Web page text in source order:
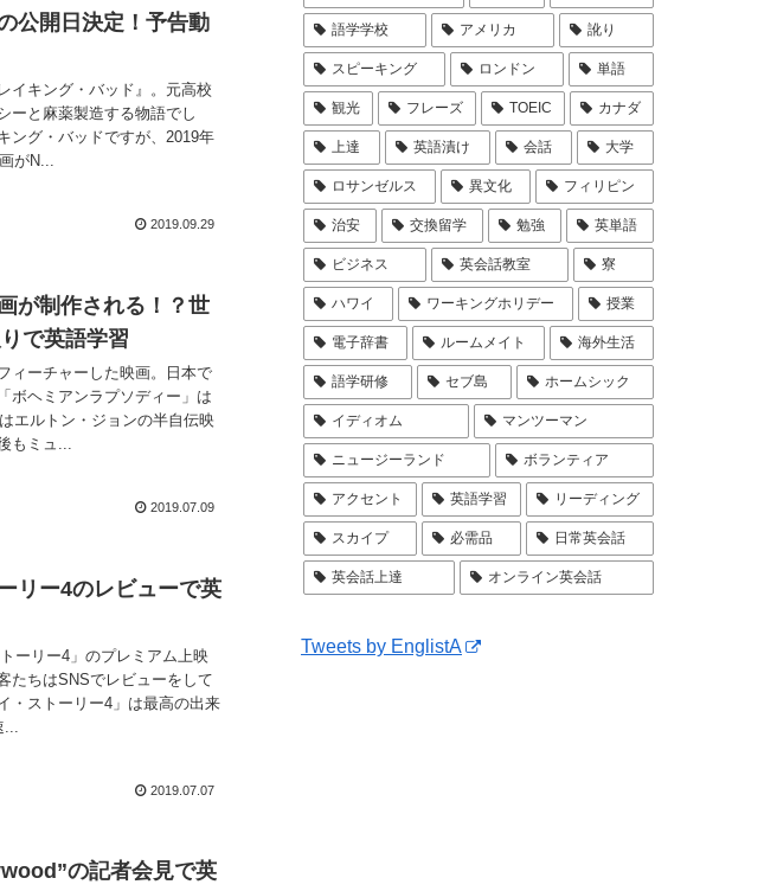
公開日決定！予告動
イキング・バッド』。元高校
ーと麻薬製造する物語でし
ング・バッドですが、2019年
がN...
2019.09.29
が制作される！？世
で英語学習
ィーチャーした映画。日本で
ボヘミアンラプソディー」は
エルトン・ジョンの半自伝映
もミュ...
2019.07.09
リー4のレビューで英
ーリー4」のプレミアム上映
たちはSNSでレビューをして
・ストーリー4」は最高の出来
2019.07.07
の記者会見で英
語学学校 アメリカ 訛り
スピーキング ロンドン 単語
観光 フレーズ TOEIC カナダ
上達 英語漬け 会話 大学
ロサンゼルス 異文化 フィリピン
治安 交換留学 勉強 英単語
ビジネス 英会話教室 寮
ハワイ ワーキングホリデー 授業
電子辞書 ルームメイト 海外生活
語学研修 セブ島 ホームシック
イディオム マンツーマン
ニュージーランド ボランティア
アクセント 英語学習 リーディング
スカイプ 必需品 日常英会話
英会話上達 オンライン英会話
Tweets by EnglistA